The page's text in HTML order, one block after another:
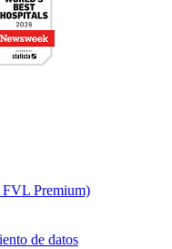
FVL Premium)
de datos